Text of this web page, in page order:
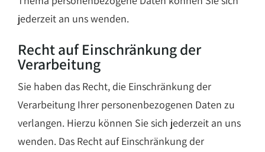
jederzeit an uns wenden.
Recht auf Einschränkung der
Verarbeitung
Sie haben das Recht, die Einschränkung der
Verarbeitung Ihrer personenbezogenen Daten zu
verlangen. Hierzu können Sie sich jederzeit an uns
wenden. Das Recht auf Einschränkung der